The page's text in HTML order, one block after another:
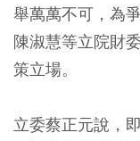
舉萬萬不可，為
陳淑慧等立院財
策立場。
立委蔡正元說，